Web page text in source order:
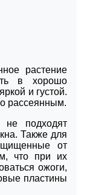
растение
в хорошо
и густой.
рассеянным.
не подходят
Также для
от
что при их
ожоги,
пластины